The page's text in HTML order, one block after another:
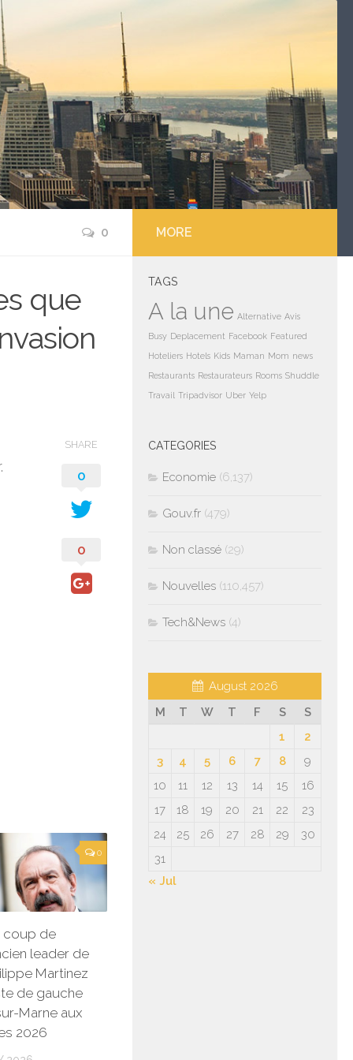
0
que
SHARE
0
0
0
coup de
leader de
Martinez
de gauche
Marne aux
2026
MORE
TAGS
A la une Alternative Avis
Busy Deplacement Facebook Featured
Hoteliers Hotels Kids Maman Mom news
Restaurants Restaurateurs Rooms Shuddle
Travail Tripadvisor Uber Yelp
CATEGORIES
Economie (6,137)
Gouv.fr (479)
Non classé (29)
Nouvelles (110,457)
Tech&News (4)
August 2026
M
T W T F S
S
1
2
3
4 5 6 7 8
9
10
11 12 13 14 15
16
17
18 19 20 21 22
23
24
25 26 27 28 29
30
31
« Jul